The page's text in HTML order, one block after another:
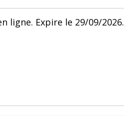
ligne. Expire le 29/09/2026.